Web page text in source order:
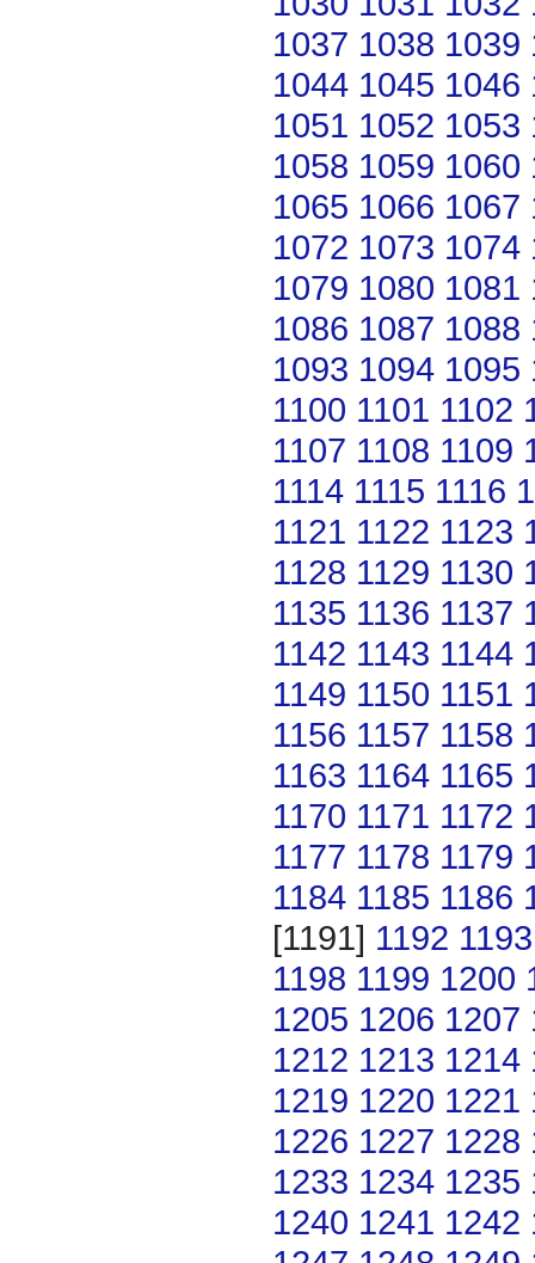
1037 1038 1039
1044 1045 1046
1051 1052 1053
1058 1059 1060
1065 1066 1067
1072 1073 1074
1079 1080 1081
1086 1087 1088
1093 1094 1095
1100 1101 1102
1107 1108 1109
1114 1115 1116
1121 1122 1123
1128 1129 1130
1135 1136 1137
1142 1143 1144
1149 1150 1151
1156 1157 1158
1163 1164 1165
1170 1171 1172
1177 1178 1179
1184 1185 1186
[1191] 1192 1193
1198 1199 1200
1205 1206 1207
1212 1213 1214
1219 1220 1221
1226 1227 1228
1233 1234 1235
1240 1241 1242